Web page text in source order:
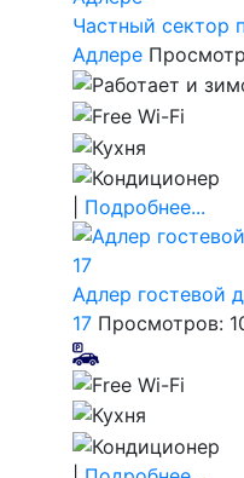
Частный сектор
Адлере
Подробнее...
Адлер гостевой
17 Просмотров: